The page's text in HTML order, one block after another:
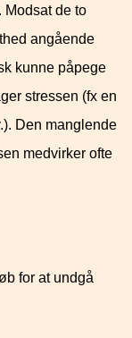
Modsat de to
angående
kunne påpege
stressen (fx en
Den manglende
medvirker ofte
for at undgå